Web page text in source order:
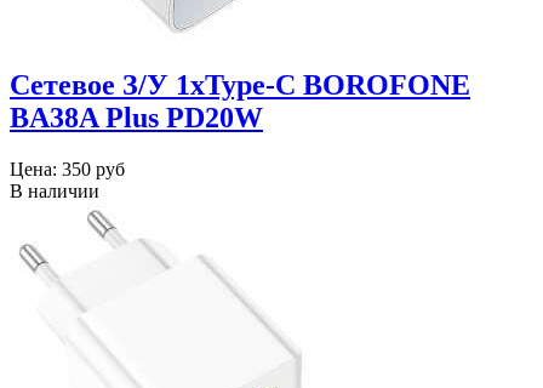
Сетевое З/У 1xType-C BOROFONE
BA38A Plus PD20W
Цена: 350 руб
В наличии